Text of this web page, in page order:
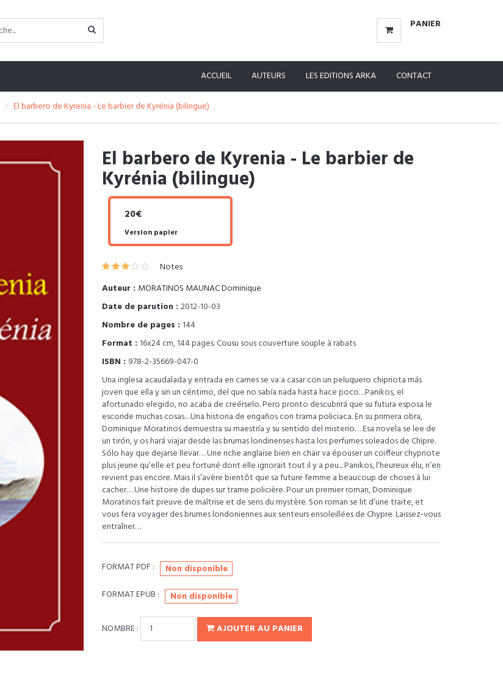
PANIER
ACCUEIL AUTEURS LES EDITIONS ARKA CONTACT
El barbero de Kyrenia - Le barbier de Kyrénia (bilingue)
El barbero de Kyrenia - Le barbier de
Kyrénia (bilingue)
20€
Version papier
Notes
Auteur : MORATINOS MAUNAC Dominique
Date de parution : 2012-10-03
Nombre de pages : 144
Format : 16x24 cm, 144 pages. Cousu sous couverture souple à rabats
ISBN : 978-2-35669-047-0
Una inglesa acaudalada y entrada en carnes se va a casar con un peluquero chipriota más
joven que ella y sin un céntimo, del que no sabía nada hasta hace poco…Panikos, el
afortunado elegido, no acaba de creérselo. Pero pronto descubrirá que su futura esposa le
esconde muchas cosas…Una historia de engaños con trama policiaca. En su primera obra,
Dominique Moratinos demuestra su maestría y su sentido del misterio… Esa novela se lee de
un tirón, y os hará viajar desde las brumas londinenses hasta los perfumes soleados de Chipre.
Sólo hay que dejarse llevar… Une riche anglaise bien en chair va épouser un coiffeur chypriote
plus jeune qu’elle et peu fortuné dont elle ignorait tout il y a peu... Panikos, l’heureux élu, n’en
revient pas encore. Mais il s’avère bientôt que sa future femme a beaucoup de choses à lui
cacher… Une histoire de dupes sur trame policière. Pour un premier roman, Dominique
Moratinos fait preuve de maîtrise et de sens du mystère. Son roman se lit d’une traite, et
vous fera voyager des brumes londoniennes aux senteurs ensoleillées de Chypre. Laissez-vous
entraîner…
FORMAT PDF :
Non disponible
FORMAT EPUB :
Non disponible
NOMBRE : AJOUTER AU PANIER